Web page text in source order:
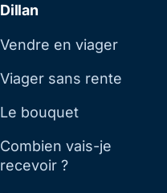
Dillan
Vendre en viager
Viager sans rente
Le bouquet
Combien vais-je
recevoir ?